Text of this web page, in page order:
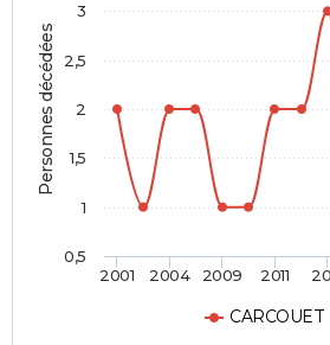
Personnes décédées
CARCOUET
2001 2004 2009 2011
0,5
1
1,5
2
2,5
3